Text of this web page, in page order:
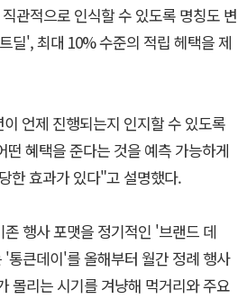
관적으로 인식할 수 있도록 명칭도 변
딜', 최대 10% 수준의 적립 헤택을 제
언제 진행되는지 인지할 수 있도록
혜택을 준다는 것을 예측 가능하게
한 효과가 있다"고 설명했다.
행사 포맷을 정기적인 '브랜드 데
통큰데이'를 올해부터 월간 정례 행사
몰리는 시기를 겨냥해 먹거리와 주요